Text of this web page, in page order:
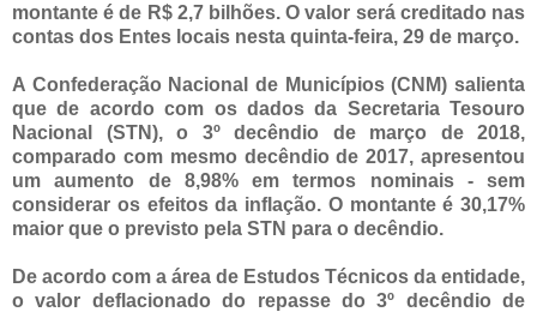
montante é de R$ 2,7 bilhões. O valor será creditado nas
contas dos Entes locais nesta quinta-feira, 29 de março.
A Confederação Nacional de Municípios (CNM) salienta
que de acordo com os dados da Secretaria Tesouro
Nacional (STN), o 3º decêndio de março de 2018,
comparado com mesmo decêndio de 2017, apresentou
um aumento de 8,98% em termos nominais - sem
considerar os efeitos da inflação. O montante é 30,17%
maior que o previsto pela STN para o decêndio.
De acordo com a área de Estudos Técnicos da entidade,
o valor deflacionado do repasse do 3º decêndio de